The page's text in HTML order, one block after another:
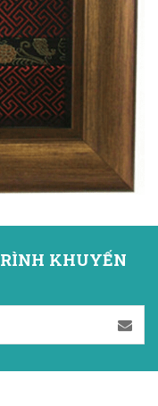
KHUYẾN